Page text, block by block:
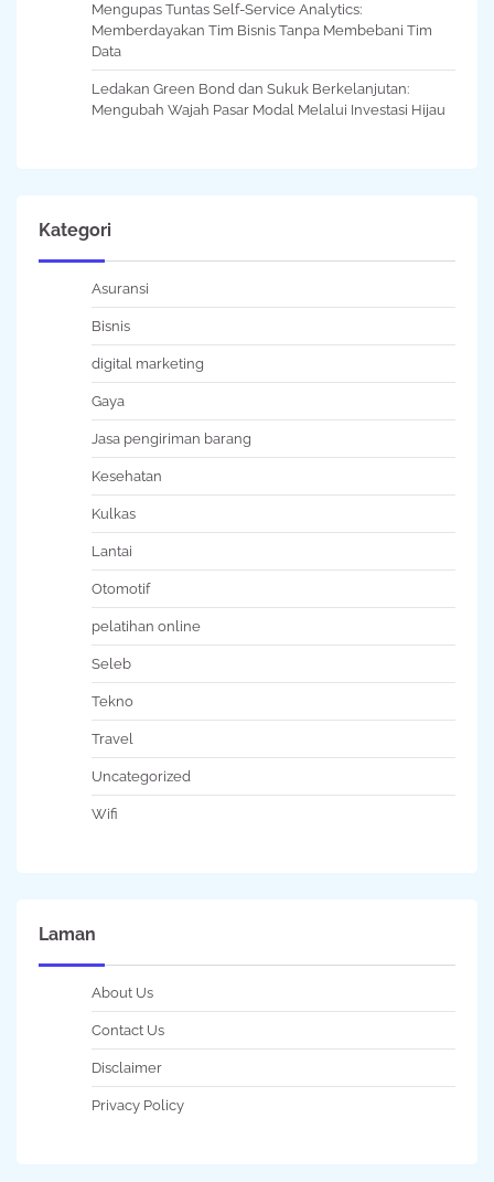
Mengupas Tuntas Self-Service Analytics:
Memberdayakan Tim Bisnis Tanpa Membebani Tim
Data
Ledakan Green Bond dan Sukuk Berkelanjutan:
Mengubah Wajah Pasar Modal Melalui Investasi Hijau
Kategori
Asuransi
Bisnis
digital marketing
Gaya
Jasa pengiriman barang
Kesehatan
Kulkas
Lantai
Otomotif
pelatihan online
Seleb
Tekno
Travel
Uncategorized
Wifi
Laman
About Us
Contact Us
Disclaimer
Privacy Policy